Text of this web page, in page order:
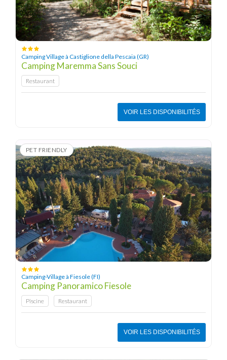
Camping Village à Castiglione della Pescaia (GR)
Camping Maremma Sans Souci
Restaurant
VOIR LES DISPONIBILITÉS
PET FRIENDLY
Camping-Village à Fiesole (FI)
Camping Panoramico Fiesole
Piscine Restaurant
VOIR LES DISPONIBILITÉS